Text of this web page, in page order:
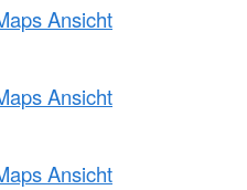
Ansicht
Ansicht
Ansicht